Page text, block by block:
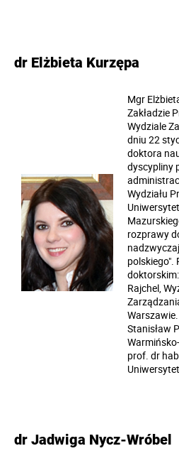
dr Elżbieta Kurzępa
Mgr
Zakładzie
Wydziale
dniu 22
doktora
dyscypliny
Wydziału
rozprawy
polskiego".
Rajchel,
Stanisław
prof. dr
dr Jadwiga Nycz-Wróbel